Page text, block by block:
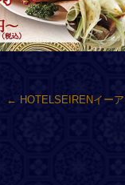
← HOTELSEIRENイー